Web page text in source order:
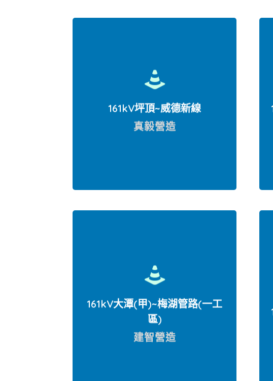
161kV坪頂~威德新線
真毅營造
161kV大潭(甲)~梅湖管路(一工
區)
建智營造